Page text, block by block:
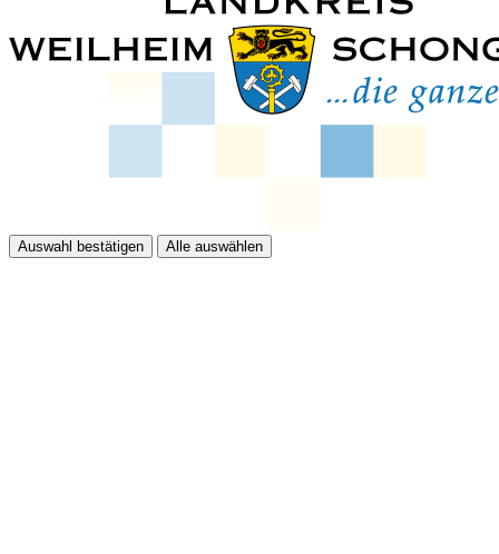
Auswahl bestätigen Alle auswählen